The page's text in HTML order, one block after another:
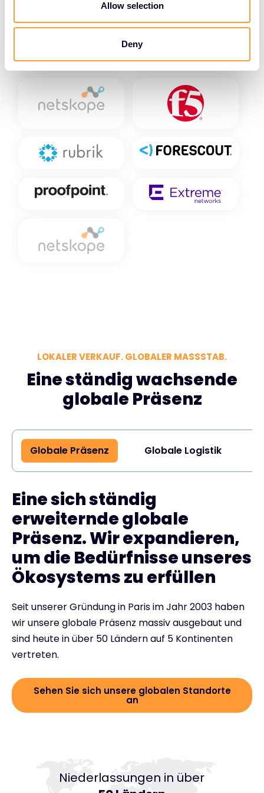
Allow selection
Deny
Unsere Services ansehen
LOKALER VERKAUF. GLOBALER MASSSTAB.
Eine ständig wachsende
globale Präsenz
Globale Präsenz Globale Logistik
Eine sich ständig
erweiternde globale
Präsenz. Wir expandieren,
um die Bedürfnisse unseres
Ökosystems zu erfüllen
Seit unserer Gründung in Paris im Jahr 2003 haben
wir unsere globale Präsenz massiv ausgebaut und
sind heute in über 50 Ländern auf 5 Kontinenten
vertreten.
Sehen Sie sich unsere globalen Standorte
an
Niederlassungen in über